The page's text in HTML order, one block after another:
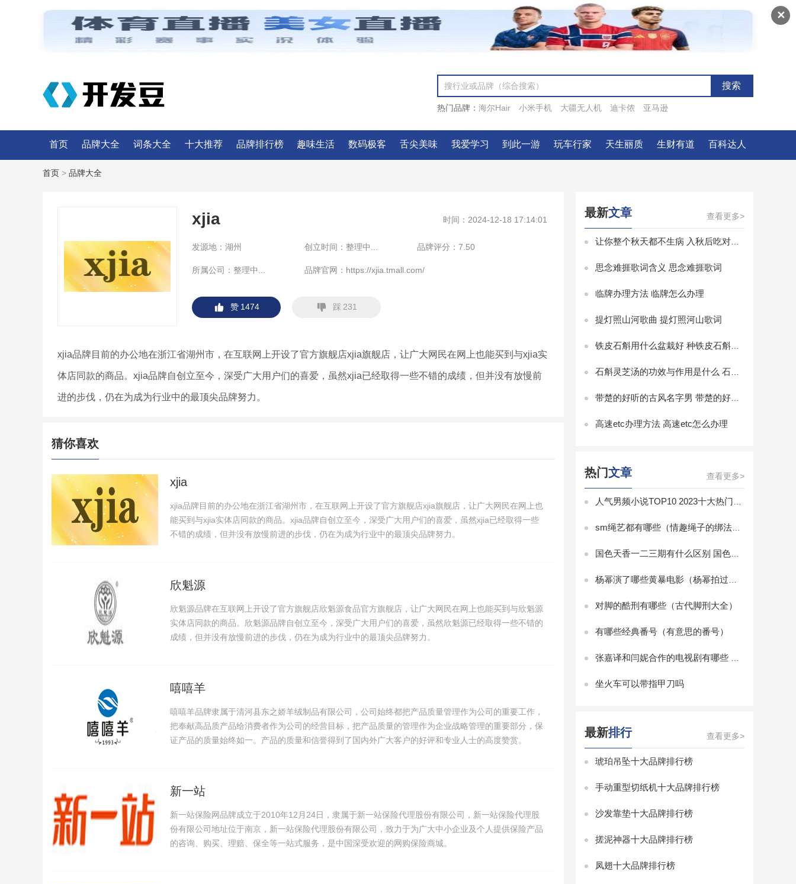
✕
热门品牌： 海尔Hair 小米手机 大疆无人机 迪卡侬 亚马逊
首页 品牌大全 词条大全 十大推荐 品牌排行榜 趣味生活 数码极客 舌尖美味 我爱学习 到此一游 玩车行家 天生丽质 生财有道 百科达人
首页 > 品牌大全
xjia 时间：2024-12-18 17:14:01
发源地： 湖州 创立时间： 整理中... 品牌评分： 7.50
所属公司： 整理中... 品牌官网： https://xjia.tmall.com/
赞 1474 踩 231
xjia品牌目前的办公地在浙江省湖州市，在互联网上开设了官方旗舰店xjia旗舰店，让广大网民在网上也能买到与xjia实
体店同款的商品。xjia品牌自创立至今，深受广大用户们的喜爱，虽然xjia已经取得一些不错的成绩，但并没有放慢前
进的步伐，仍在为成为行业中的最顶尖品牌努力。
猜你喜欢
xjia
xjia品牌目前的办公地在浙江省湖州市，在互联网上开设了官方旗舰店xjia旗舰店，让广大网民在网上也
能买到与xjia实体店同款的商品。xjia品牌自创立至今，深受广大用户们的喜爱，虽然xjia已经取得一些
不错的成绩，但并没有放慢前进的步伐，仍在为成为行业中的最顶尖品牌努力。
欣魁源
欣魁源品牌在互联网上开设了官方旗舰店欣魁源食品官方旗舰店，让广大网民在网上也能买到与欣魁源
实体店同款的商品。欣魁源品牌自创立至今，深受广大用户们的喜爱，虽然欣魁源已经取得一些不错的
成绩，但并没有放慢前进的步伐，仍在为成为行业中的最顶尖品牌努力。
嘻嘻羊
嘻嘻羊品牌隶属于清河县东之娇羊绒制品有限公司，公司始终都把产品质量管理作为公司的重要工作，
把奉献高品质产品给消费者作为公司的经营目标，把产品质量的管理作为企业战略管理的重要部分，保
证产品的质量始终如一。产品的质量和信誉得到了国内外广大客户的好评和专业人士的高度赞赏。
新一站
新一站保险网品牌成立于2010年12月24日，隶属于新一站保险代理股份有限公司，新一站保险代理股
份有限公司地址位于南京，新一站保险代理股份有限公司，致力于为广大中小企业及个人提供保险产品
的咨询、购买、理赔、保全等一站式服务，是中国深受欢迎的网购保险商城。
最新文章 查看更多>
让你整个秋天都不生病 入秋后吃对这几样
思念难捱歌词含义 思念难捱歌词
临牌办理方法 临牌怎么办理
提灯照山河歌曲 提灯照河山歌词
铁皮石斛用什么盆栽好 种铁皮石斛用什么样的花盆好
石斛灵芝汤的功效与作用是什么 石斛灵芝汤的功效与作用
带楚的好听的古风名字男 带楚的好听的古风名字
高速etc办理方法 高速etc怎么办理
热门文章 查看更多>
人气男频小说TOP10 2023十大热门男频小说排行榜
sm绳艺都有哪些（情趣绳子的绑法有几种图解）
国色天香一二三期有什么区别 国色天香一二三期区别是什么
杨幂演了哪些黄暴电影（杨幂拍过那些比基尼电影啊）
对脚的酷刑有哪些（古代脚刑大全）
有哪些经典番号（有意思的番号）
张嘉译和闫妮合作的电视剧有哪些 张嘉译与闫妮合演的电视剧有哪些
坐火车可以带指甲刀吗
最新排行 查看更多>
琥珀吊坠十大品牌排行榜
手动重型切纸机十大品牌排行榜
沙发靠垫十大品牌排行榜
搓泥神器十大品牌排行榜
凤翅十大品牌排行榜